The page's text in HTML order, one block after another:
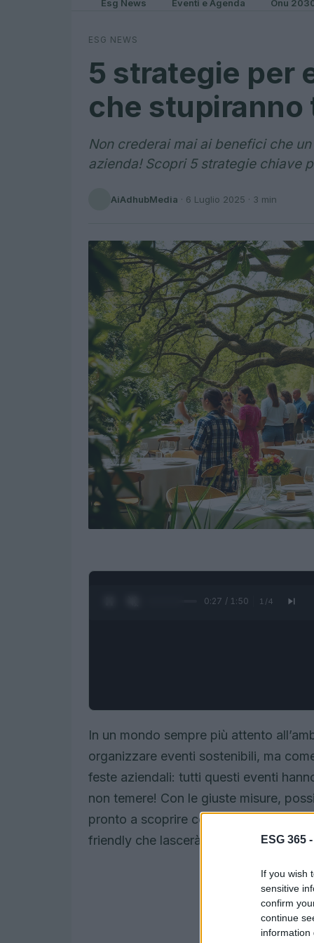
ESG 365 -
If you wish
sensitive
confirm
continue
information
Esg News Eventi e Agenda Onu
ESG NEWS
5 strategie per
che stupiranno
Non crederai mai ai benefici che
azienda! Scopri 5 strategie chiave
AiAdhubMedia · 6 Luglio 2025 · 3 min
0:28 / 1:50 1 /4
In un mondo sempre più attento
organizzare eventi sostenibili, ma
feste aziendali: tutti questi eventi
non temere! Con le giuste misure,
pronto a scoprire come trasformare il
friendly che lascerà tutti a bocca